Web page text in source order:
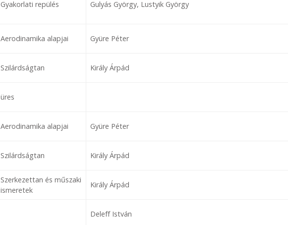
Gyakorlati repülés Gulyás György, Lustyik György
Aerodinamika alapjai Gyüre Péter
Szilárdságtan Király Árpád
üres
Aerodinamika alapjai Gyüre Péter
Szilárdságtan Király Árpád
Szerkezettan és műszaki
ismeretek
Király Árpád
Deleff István